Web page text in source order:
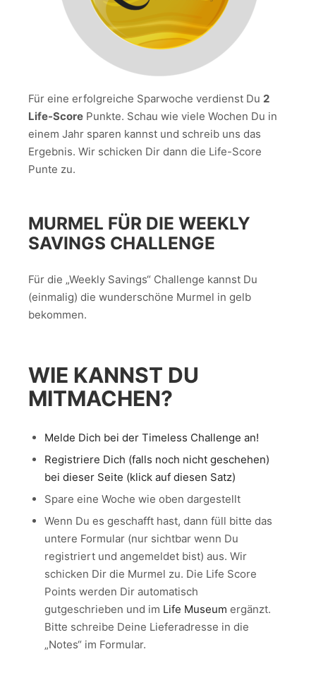
Für eine erfolgreiche Sparwoche verdienst Du 2
Life-Score Punkte. Schau wie viele Wochen Du in
einem Jahr sparen kannst und schreib uns das
Ergebnis. Wir schicken Dir dann die Life-Score
Punte zu.
MURMEL FÜR DIE WEEKLY
SAVINGS CHALLENGE
Für die „Weekly Savings“ Challenge kannst Du
(einmalig) die wunderschöne Murmel in gelb
bekommen.
WIE KANNST DU
MITMACHEN?
Melde Dich bei der Timeless Challenge an!
Registriere Dich (falls noch nicht geschehen)
bei dieser Seite (klick auf diesen Satz)
Spare eine Woche wie oben dargestellt
Wenn Du es geschafft hast, dann füll bitte das
untere Formular (nur sichtbar wenn Du
registriert und angemeldet bist) aus. Wir
schicken Dir die Murmel zu. Die Life Score
Points werden Dir automatisch
gutgeschrieben und im Life Museum ergänzt.
Bitte schreibe Deine Lieferadresse in die
„Notes“ im Formular.